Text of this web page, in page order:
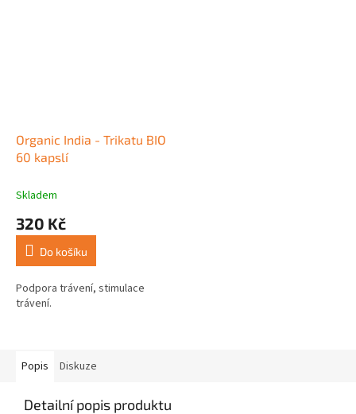
Organic India - Trikatu BIO
60 kapslí
Skladem
320 Kč
Do košíku
Podpora trávení, stimulace
trávení.
Popis Diskuze
Detailní popis produktu